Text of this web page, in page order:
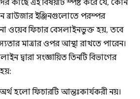
কাছে এই বিষয়টি স্পষ্ট করে যে, কোন
ব্রাউজার ইঞ্জিনগুলোতে পরস্পর
ওয়েব ফিচার বেসলাইনভুক্ত হয়, তবে
মাত্রার ওপর আস্থা রাখতে পারেন।
দ্বারা সংজ্ঞায়িত তিনটি বিভাগের
হলো ফিচারটি আন্তঃকার্যকরী নয়।